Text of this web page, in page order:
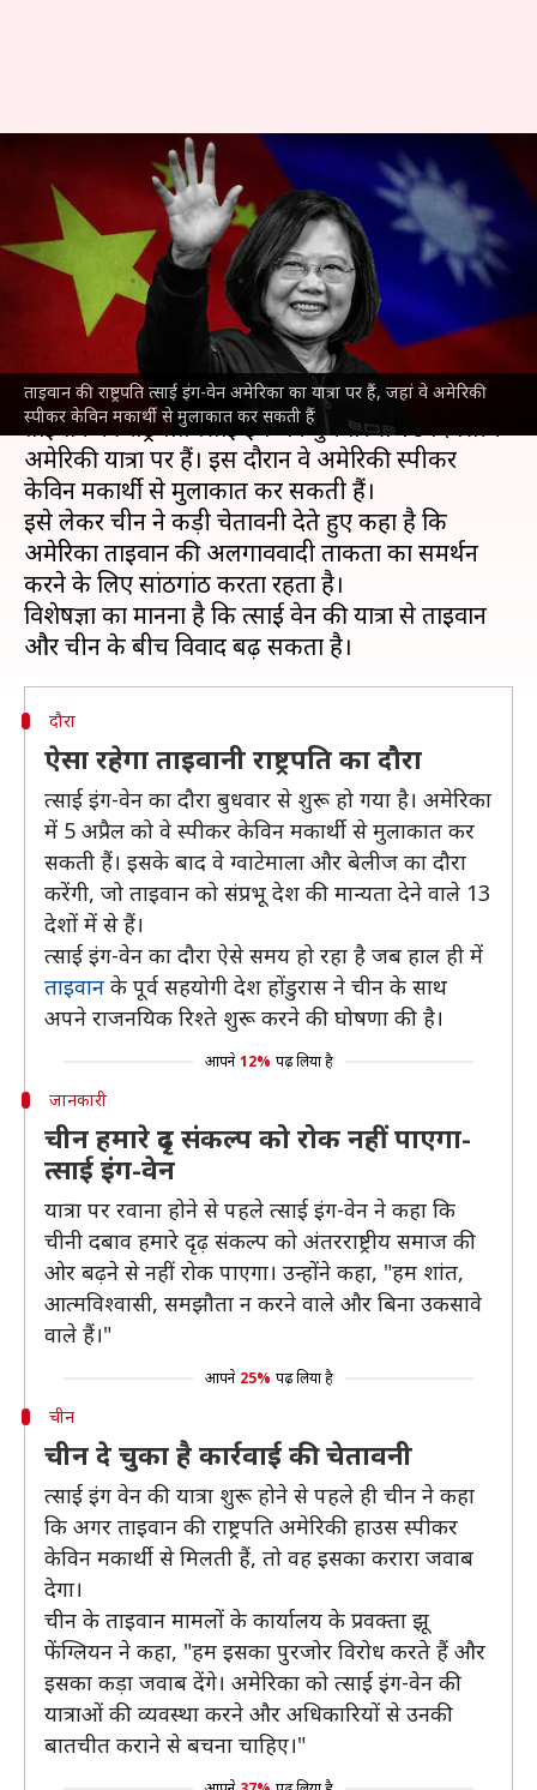
ताइवान की राष्ट्रपति त्साई इंग-वेन अमेरिका का यात्रा पर हैं, जहां वे अमेरिकी
स्पीकर केविन मकार्थी से मुलाकात कर सकती हैं
#NewsBytesExplainer: ताइवान
की राष्ट्रपति का अमेरिका दौरा और
चीन की चेतावनी, क्या बढ़ेगा तनाव?
आबिद खान Mar 30, 2023 09:49 pm
अमेरिकासे रिश्तों को लेकरचीनसे बढ़ते विवाद के बीच
ताइवान की राष्ट्रपति त्साई इंग-वेन बुधवार से 10 दिवसीय
अमेरिकी यात्रा पर हैं। इस दौरान वे अमेरिकी स्पीकर
केविन मकार्थी से मुलाकात कर सकती हैं।
इसे लेकर चीन ने कड़ी चेतावनी देते हुए कहा है कि
अमेरिका ताइवान की अलगाववादी ताकतों का समर्थन
करने के लिए सांठगांठ करता रहता है।
विशेषज्ञों का मानना है कि त्साई वेन की यात्रा से ताइवान
दौरा
ऐसा रहेगा ताइवानी राष्ट्रपति का दौरा
त्साई इंग-वेन का दौरा बुधवार से शुरू हो गया है। अमेरिका
में 5 अप्रैल को वे स्पीकर केविन मकार्थी से मुलाकात कर
सकती हैं। इसके बाद वे ग्वाटेमाला और बेलीज का दौरा
करेंगी, जो ताइवान को संप्रभू देश की मान्यता देने वाले 13
देशों में से हैं।
त्साई इंग-वेन का दौरा ऐसे समय हो रहा है जब हाल ही में
ताइवान के पूर्व सहयोगी देश होंडुरास ने चीन के साथ
अपने राजनयिक रिश्ते शुरू करने की घोषणा की है।
आपने 12% पढ़ लिया है
जानकारी
चीन हमारे दृढ़ संकल्प को रोक नहीं पाएगा-
त्साई इंग-वेन
यात्रा पर रवाना होने से पहले त्साई इंग-वेन ने कहा कि
चीनी दबाव हमारे दृढ़ संकल्प को अंतरराष्ट्रीय समाज की
ओर बढ़ने से नहीं रोक पाएगा। उन्होंने कहा, "हम शांत,
आत्मविश्वासी, समझौता न करने वाले और बिना उकसावे
वाले हैं।"
आपने 25% पढ़ लिया है
चीन
चीन दे चुका है कार्रवाई की चेतावनी
त्साई इंग वेन की यात्रा शुरू होने से पहले ही चीन ने कहा
कि अगर ताइवान की राष्ट्रपति अमेरिकी हाउस स्पीकर
केविन मकार्थी से मिलती हैं, तो वह इसका करारा जवाब
देगा।
चीन के ताइवान मामलों के कार्यालय के प्रवक्ता झू
फेंग्लियन ने कहा, "हम इसका पुरजोर विरोध करते हैं और
इसका कड़ा जवाब देंगे। अमेरिका को त्साई इंग-वेन की
यात्राओं की व्यवस्था करने और अधिकारियों से उनकी
बातचीत कराने से बचना चाहिए।"